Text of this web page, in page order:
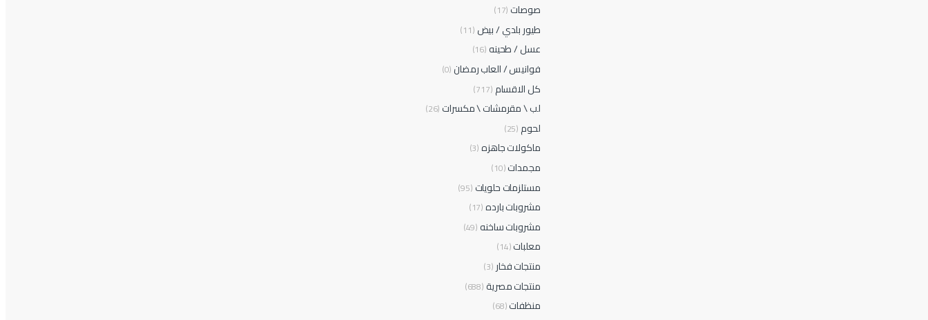
صوصات (17)
طيور بلدي / بيض (11)
عسل / طحينه(16)
فوانيس / العاب رمضان(0)
كل الاقسام (717)
لب \ مقرمشات \ مكسرات (26)
لحوم (25)
ماكولات جاهزه(3)
مجمدات(10)
مستلزمات حلويات (95)
مشروبات بارده(17)
مشروبات ساخنه(49)
معلبات(14)
منتجات فخار (3)
منتجات مصرية(688)
منظفات(68)